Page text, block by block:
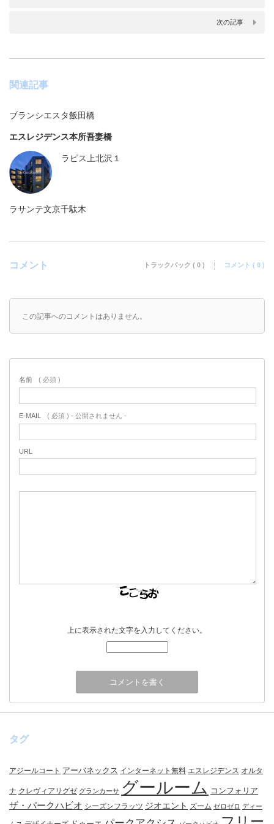
次の記事
関連記事
ブランシエスタ飯田橋
エスレジデンス本所吾妻橋
ラピス上北沢１
ラサンテ文京千駄木
コメント トラックバック ( 0 ) コメント ( 0 )
この記事へのコメントはありません。
名前 ( 必須 )
E-MAIL ( 必須 ) - 公開されません -
URL
上に表示された文字を入力してください。
タグ
アジールコート アーバネックス インターネット無料 エスレジデンス オルタ
ナ クレヴィアリグゼ グランカーサ グールーム コンフォリア
ザ・パークハビオ シーズンフラッツ ジオエント ズーム ゼロゼロ ディー